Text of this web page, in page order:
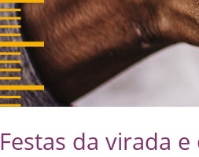
Festas da virada